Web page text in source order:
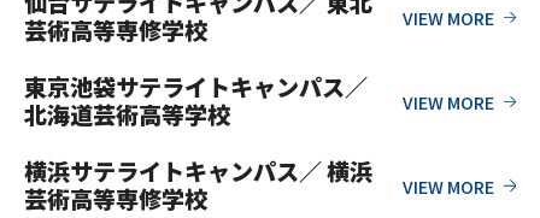
芸術高等専修学校
東京池袋サテライトキャンパス／
北海道芸術高等学校
横浜サテライトキャンパス／ 横浜
芸術高等専修学校